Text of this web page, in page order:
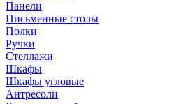
Панели
Письменные столы
Полки
Ручки
Стеллажи
Шкафы
Шкафы угловые
Антресоли